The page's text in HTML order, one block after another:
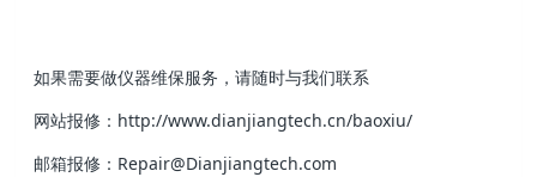
如果需要做仪器维保服务，请随时与我们联系
网站报修：http://www.dianjiangtech.cn/baoxiu/
邮箱报修：Repair@Dianjiangtech.com